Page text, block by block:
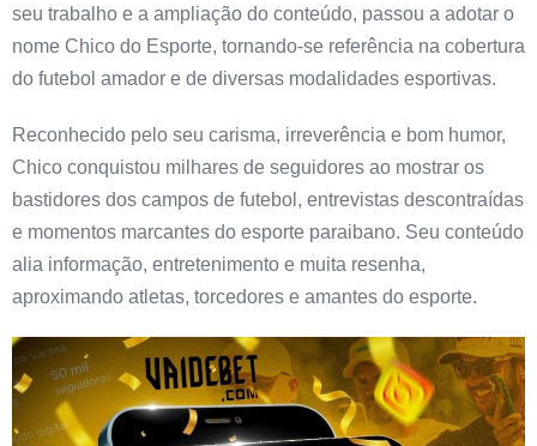
seu trabalho e a ampliação do conteúdo, passou a adotar o
nome Chico do Esporte, tornando-se referência na cobertura
do futebol amador e de diversas modalidades esportivas.
Reconhecido pelo seu carisma, irreverência e bom humor,
Chico conquistou milhares de seguidores ao mostrar os
bastidores dos campos de futebol, entrevistas descontraídas
e momentos marcantes do esporte paraibano. Seu conteúdo
alia informação, entretenimento e muita resenha,
aproximando atletas, torcedores e amantes do esporte.